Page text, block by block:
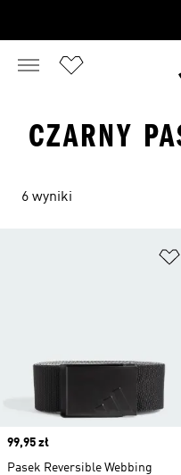
CZARNY
6 wyniki
Price
99,95 zł
Pasek Reversible Webbing